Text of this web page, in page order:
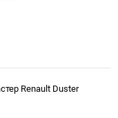
Renault Duster